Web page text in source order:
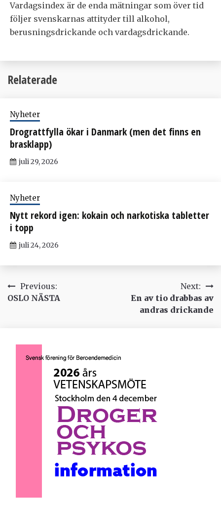
Vardagsindex är de enda mätningar som över tid
följer svenskarnas attityder till alkohol,
berusningsdrickande och vardagsdrickande.
Relaterade
Nyheter
Drograttfylla ökar i Danmark (men det finns en
brasklapp)
juli 29, 2026
Nyheter
Nytt rekord igen: kokain och narkotiska tabletter
i topp
juli 24, 2026
Inläggsnavigering
Previous:
OSLO NÄSTA
Next:
En av tio drabbas av
andras drickande